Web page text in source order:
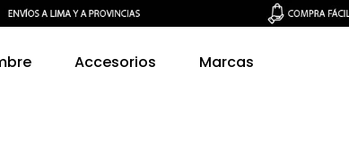
Accesorios Marcas